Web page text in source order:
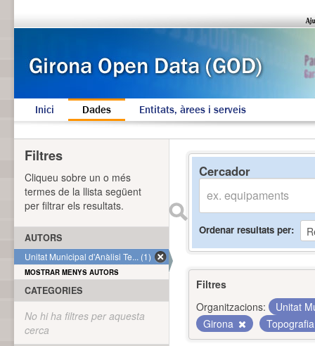
Inici Dades Entitats, àrees i serveis
Cercador
Ordenar resultats per
Filtres
Organitzacions:
Unitat
Girona
Filtres
Cliqueu sobre un o més
termes de la llista següent
per filtrar els resultats.
AUTORS
Unitat Municipal d'Anàlisi Te... (1)
MOSTRAR MENYS AUTORS
CATEGORIES
No hi ha filtres per aquesta
cerca